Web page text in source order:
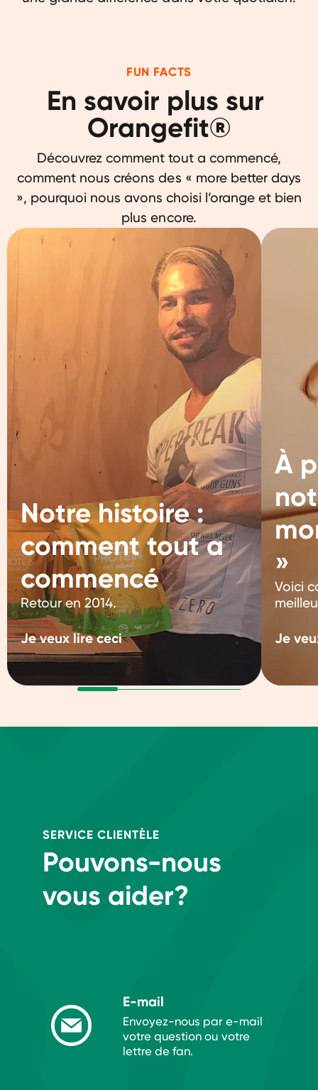
FUN FACTS
En savoir plus sur
Orangefit®
Découvrez comment tout a commencé,
comment nous créons des « more better days
», pourquoi nous avons choisi l’orange et bien
plus encore.
Notre histoire :
comment tout a
commencé
Retour en 2014.
Je veux lire ceci
À
»
Voici
Je
SERVICE CLIENTÈLE
Pouvons-nous
vous aider?
E-mail
Envoyez-nous par e-mail
votre question ou votre
lettre de fan.